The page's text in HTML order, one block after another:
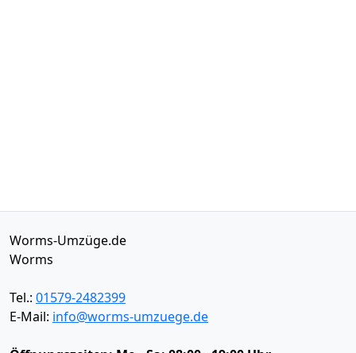
Worms-Umzüge.de
Worms
Tel.: 01579-2482399
E-Mail: info@worms-umzuege.de